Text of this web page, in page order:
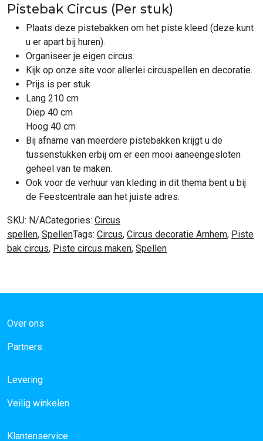
Pistebak Circus (Per stuk)
Plaats deze pistebakken om het piste kleed (deze kunt
u er apart bij huren).
Organiseer je eigen circus.
Kijk op onze site voor allerlei circuspellen en decoratie.
Prijs is per stuk
Lang 210 cm
Diep 40 cm
Hoog 40 cm
Bij afname van meerdere pistebakken krijgt u de
tussenstukken erbij om er een mooi aaneengesloten
geheel van te maken.
Ook voor de verhuur van kleding in dit thema bent u bij
de Feestcentrale aan het juiste adres.
SKU: N/ACategories: Circus
spellen, SpellenTags: Circus, Circus decoratie Arnhem, Piste
bak circus, Piste circus maken, Spellen
Over ons
Partners
Levering
Veilig winkelen
Klantenservice